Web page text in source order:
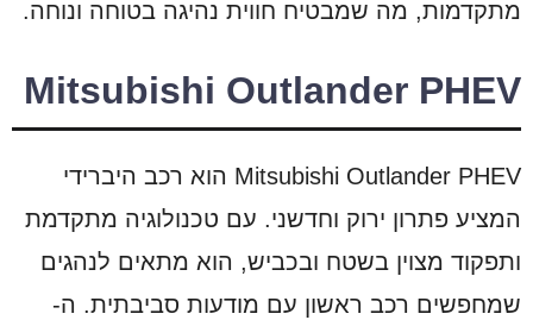
מתקדמות, מה שמבטיח חווית נהיגה בטוחה ונוחה.
Mitsubishi Outlander PHEV
Mitsubishi Outlander PHEV הוא רכב היברידי
המציע פתרון ירוק וחדשני. עם טכנולוגיה מתקדמת
ותפקוד מצוין בשטח ובכביש, הוא מתאים לנהגים
שמחפשים רכב ראשון עם מודעות סביבתית. ה-